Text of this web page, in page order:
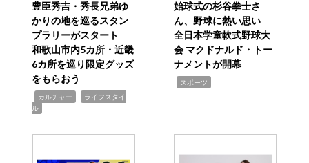
豊臣秀吉・秀長兄弟ゆ
かりの地を巡るスタン
プラリーがスタート
和歌山市内5カ所・近畿
6カ所を巡り限定グッズ
をもらおう
カルチャー
ライフスタイ
ル
始球式の杉谷拳士さ
ん、野球に熱い思い
全日本学童軟式野球大
会 マクドナルド・トー
ナメントが開幕
スポーツ